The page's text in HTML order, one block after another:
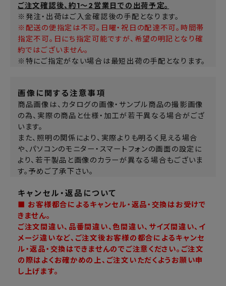
ご注文確認後、約1～2営業日での出荷予定。
※発注・出荷はご入金確認後の手配となります。
※配送の便指定は不可。日曜・祝日の配達不可。時間帯
指定不可。日にち指定可能ですが、希望の明記となり確
約ではございません。
※特にご指定がない場合は最短出荷の手配となります。
画像に関する注意事項
商品画像は、カタログの画像・サンプル商品の撮影画像
の為、実際の商品と仕様・加工が若干異なる場合がござ
います。
また、照明の関係により、実際よりも明るく見える場合
や、パソコンのモニター・スマートフォンの画面の設定に
より、若干製品と画像のカラーが異なる場合もございま
す。予めご了承下さい。
キャンセル・返品について
■ お客様都合によるキャンセル・返品・交換はお受けで
きません。
ご注文間違い、品番間違い、色間違い、サイズ間違い、イ
メージ違いなど、ご注文後お客様の都合によるキャンセ
ル・返品・交換はできませんのでご注意ください。ご注文
の際はよくお確かめの上、ご注文いただくようお願い申
し上げます。